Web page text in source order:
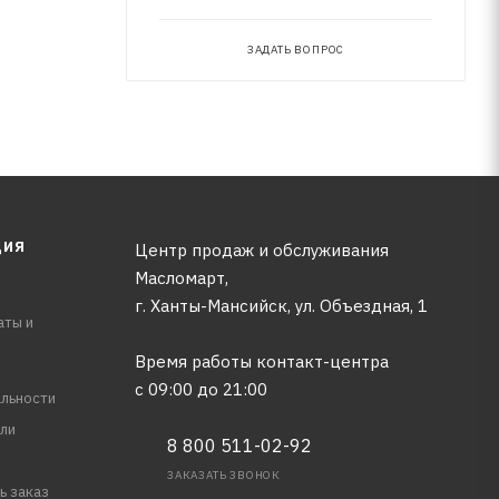
ЗАДАТЬ ВОПРОС
и
заказ
Центр продаж и обслуживания
Масломарт,
г. Ханты-Мансийск, ул. Объездная, 1
Время работы контакт-центра
с 09:00 до 21:00
8 800 511-02-92
ЗАКАЗАТЬ ЗВОНОК